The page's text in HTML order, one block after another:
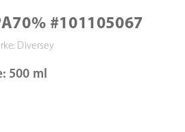
#101105067
Diversey
500 ml